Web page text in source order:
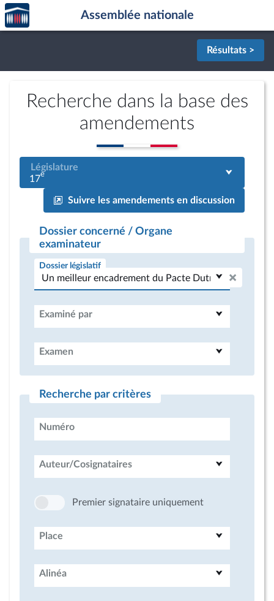
Aller au contenu
Aller en bas de la page
Accèder
à la
page
Assemblée nationale
Résultats >
Recherche dans la base des
amendements
Législature
17e
Suivre les amendements en discussion
Dossier concerné / Organe
examinateur
Dossier législatif
Examiné par
Examen
Recherche par critères
Numéro
Auteur/Cosignataires
Premier signataire uniquement
Place
Alinéa